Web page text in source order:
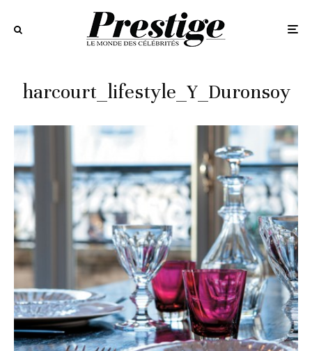
harcourt_lifestyle_Y_Duronsoy